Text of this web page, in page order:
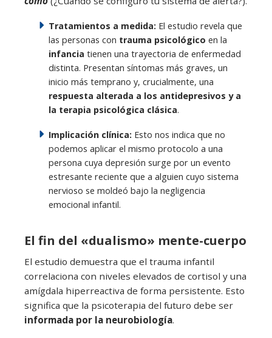
Tratamientos a medida: El estudio revela que
las personas con trauma psicológico en la
infancia tienen una trayectoria de enfermedad
distinta. Presentan síntomas más graves, un
inicio más temprano y, crucialmente, una
respuesta alterada a los antidepresivos y a
la terapia psicológica clásica.
Implicación clínica: Esto nos indica que no
podemos aplicar el mismo protocolo a una
persona cuya depresión surge por un evento
estresante reciente que a alguien cuyo sistema
nervioso se moldeó bajo la negligencia
emocional infantil.
El fin del «dualismo» mente-cuerpo
El estudio demuestra que el trauma infantil
correlaciona con niveles elevados de cortisol y una
amígdala hiperreactiva de forma persistente. Esto
significa que la psicoterapia del futuro debe ser
informada por la neurobiología.